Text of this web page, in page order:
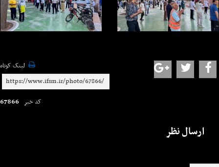
لینک کوتاه
کد خبر 67866
ارسال نظر